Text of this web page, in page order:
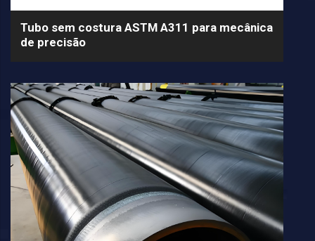
Tubo sem costura ASTM A311 para mecânica
de precisão